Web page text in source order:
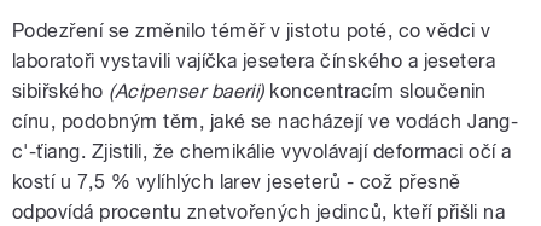
Podezření se změnilo téměř v jistotu poté, co vědci v
laboratoři vystavili vajíčka jesetera čínského a jesetera
sibiřského (Acipenser baerii)koncentracím sloučenin
cínu, podobným těm, jaké se nacházejí ve vodách Jang-
c'-ťiang. Zjistili, že chemikálie vyvolávají deformaci očí a
kostí u 7,5 % vylíhlých larev jeseterů - což přesně
odpovídá procentu znetvořených jedinců, kteří přišli na